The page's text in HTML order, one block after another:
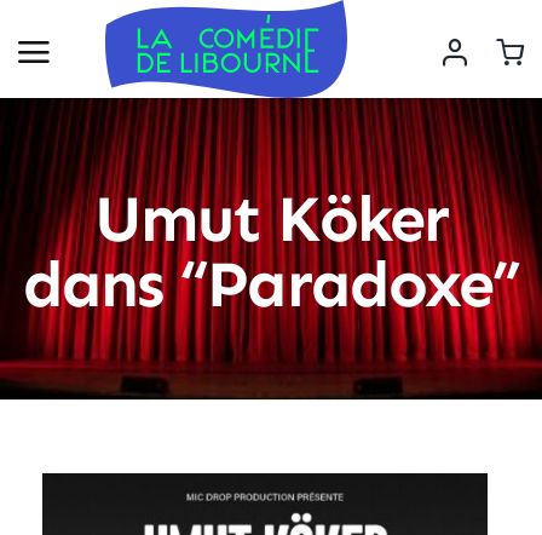
Umut Köker
dans “Paradoxe”